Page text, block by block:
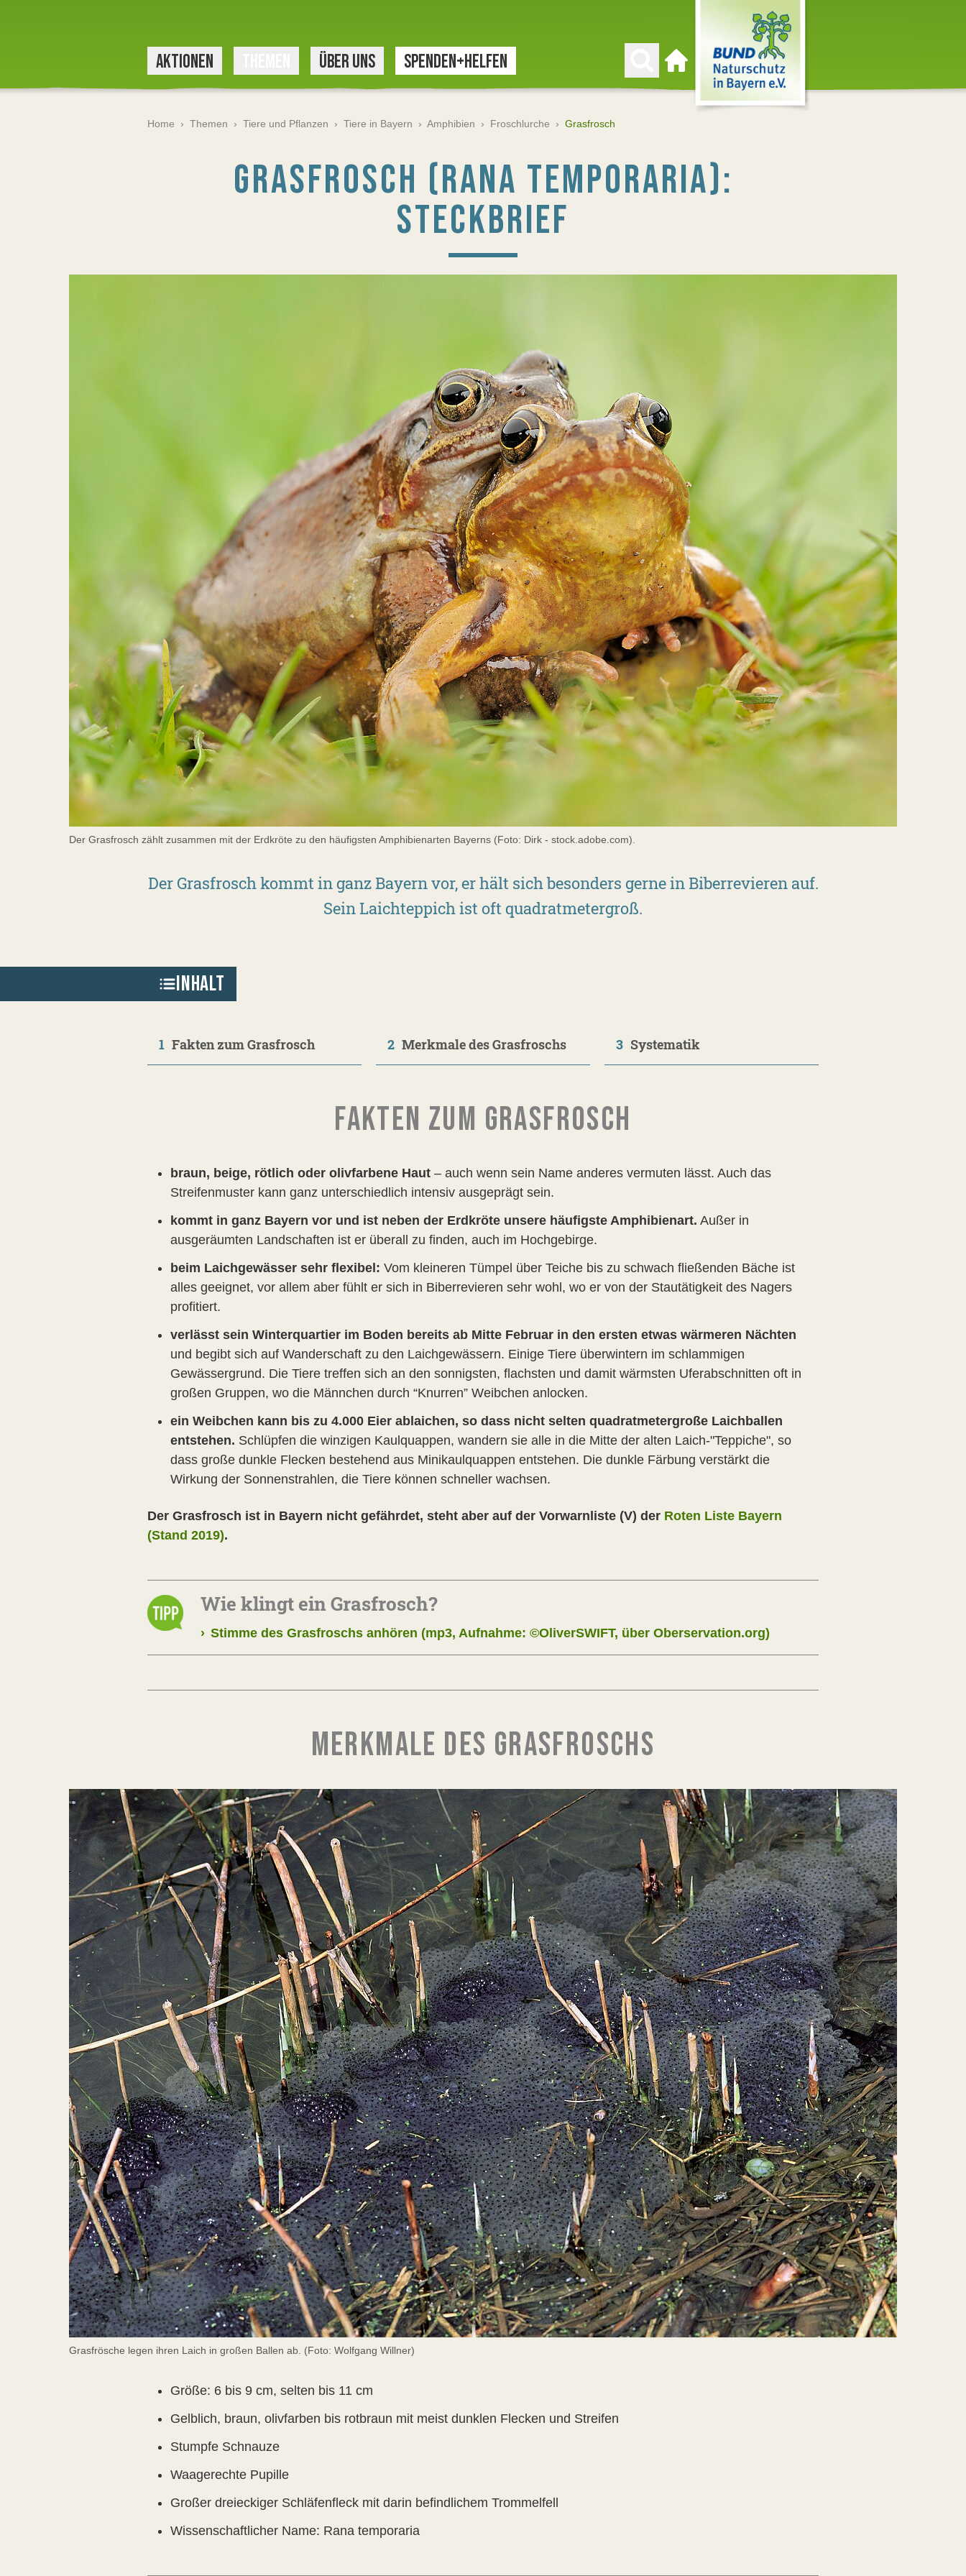
AKTIONEN ÜBER UNS SPENDEN+HELFEN
Zur Startseite
Home › Themen › Tiere und Pflanzen › Tiere in Bayern › Amphibien › Froschlurche › Grasfrosch
GRASFROSCH (RANA TEMPORARIA):
STECKBRIEF
Der Grasfrosch zählt zusammen mit der Erdkröte zu den häufigsten Amphibienarten Bayerns (Foto: Dirk - stock.adobe.com).
Der Grasfrosch kommt in ganz Bayern vor, er hält sich besonders gerne in Biberrevieren auf.
Sein Laichteppich ist oft quadratmetergroß.
INHALT
1 Fakten zum Grasfrosch 2 Merkmale des Grasfroschs 3 Systematik
FAKTEN ZUM GRASFROSCH
braun, beige, rötlich oder olivfarbene Haut – auch wenn sein Name anderes vermuten lässt. Auch das
Streifenmuster kann ganz unterschiedlich intensiv ausgeprägt sein.
kommt in ganz Bayern vor und ist neben der Erdkröte unsere häufigste Amphibienart. Außer in
ausgeräumten Landschaften ist er überall zu finden, auch im Hochgebirge.
beim Laichgewässer sehr flexibel: Vom kleineren Tümpel über Teiche bis zu schwach fließenden Bäche ist
alles geeignet, vor allem aber fühlt er sich in Biberrevieren sehr wohl, wo er von der Stautätigkeit des Nagers
profitiert.
verlässt sein Winterquartier im Boden bereits ab Mitte Februar in den ersten etwas wärmeren Nächten
und begibt sich auf Wanderschaft zu den Laichgewässern. Einige Tiere überwintern im schlammigen
Gewässergrund. Die Tiere treffen sich an den sonnigsten, flachsten und damit wärmsten Uferabschnitten oft in
großen Gruppen, wo die Männchen durch “Knurren” Weibchen anlocken.
ein Weibchen kann bis zu 4.000 Eier ablaichen, so dass nicht selten quadratmetergroße Laichballen
entstehen. Schlüpfen die winzigen Kaulquappen, wandern sie alle in die Mitte der alten Laich-"Teppiche", so
dass große dunkle Flecken bestehend aus Minikaulquappen entstehen. Die dunkle Färbung verstärkt die
Wirkung der Sonnenstrahlen, die Tiere können schneller wachsen.
Der Grasfrosch ist in Bayern nicht gefährdet, steht aber auf der Vorwarnliste (V) der Roten Liste Bayern
(Stand 2019).
Wie klingt ein Grasfrosch?
› Stimme des Grasfroschs anhören (mp3, Aufnahme: ©OliverSWIFT, über Oberservation.org)
MERKMALE DES GRASFROSCHS
Grasfrösche legen ihren Laich in großen Ballen ab. (Foto: Wolfgang Willner)
Größe: 6 bis 9 cm, selten bis 11 cm
Gelblich, braun, olivfarben bis rotbraun mit meist dunklen Flecken und Streifen
Stumpfe Schnauze
Waagerechte Pupille
Großer dreieckiger Schläfenfleck mit darin befindlichem Trommelfell
Wissenschaftlicher Name: Rana temporaria